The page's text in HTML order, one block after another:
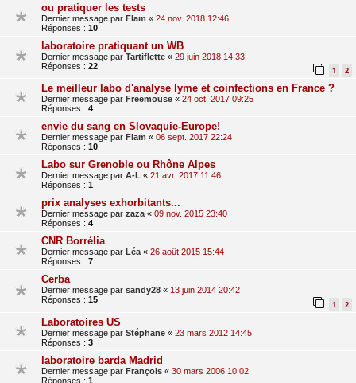
ou pratiquer les tests
Dernier message par Flam « 24 nov. 2018 12:46
Réponses : 10
laboratoire pratiquant un WB
Dernier message par Tartiflette « 29 juin 2018 14:33
Réponses : 22 1 2
Le meilleur labo d'analyse lyme et coinfections en France ?
Dernier message par Freemouse « 24 oct. 2017 09:25
Réponses : 4
envie du sang en Slovaquie-Europe!
Dernier message par Flam « 06 sept. 2017 22:24
Réponses : 10
Labo sur Grenoble ou Rhône Alpes
Dernier message par A-L « 21 avr. 2017 11:46
Réponses : 1
prix analyses exhorbitants...
Dernier message par zaza « 09 nov. 2015 23:40
Réponses : 4
CNR Borrélia
Dernier message par Léa « 26 août 2015 15:44
Réponses : 7
Cerba
Dernier message par sandy28 « 13 juin 2014 20:42
Réponses : 15 1 2
Laboratoires US
Dernier message par Stéphane « 23 mars 2012 14:45
Réponses : 3
laboratoire barda Madrid
Dernier message par François « 30 mars 2006 10:02
Réponses : 1